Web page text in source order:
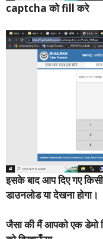
captcha को fill करे
इसके बाद आप दिए गए
डाउनलोड या देखना होगा।
जैसा की मैं आपको एक डेमो